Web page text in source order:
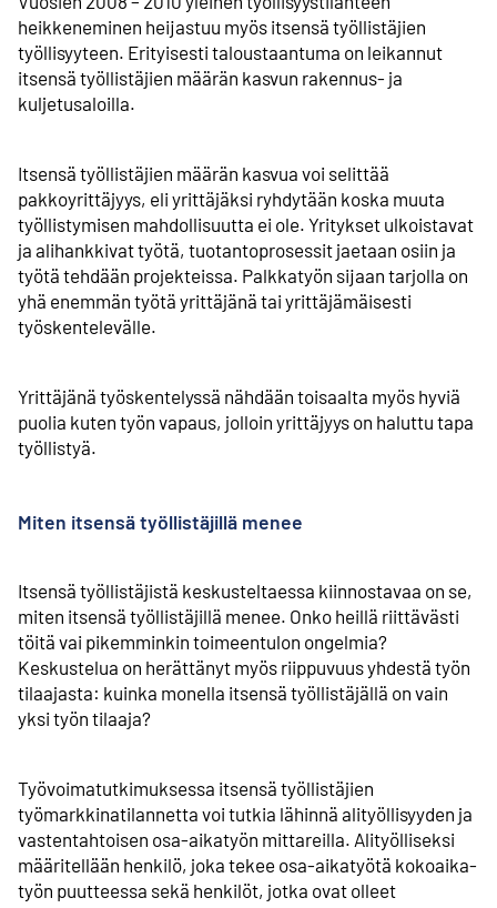
heikkeneminen heijastuu myös itsensä työllistäjien
työllisyyteen. Erityisesti taloustaantuma on leikannut
itsensä työllistäjien määrän kasvun rakennus- ja
kuljetusaloilla.
Itsensä työllistäjien määrän kasvua voi selittää
pakkoyrittäjyys, eli yrittäjäksi ryhdytään koska muuta
työllistymisen mahdollisuutta ei ole. Yritykset ulkoistavat
ja alihankkivat työtä, tuotantoprosessit jaetaan osiin ja
työtä tehdään projekteissa. Palkkatyön sijaan tarjolla on
yhä enemmän työtä yrittäjänä tai yrittäjämäisesti
työskentelevälle.
Yrittäjänä työskentelyssä nähdään toisaalta myös hyviä
puolia kuten työn vapaus, jolloin yrittäjyys on haluttu tapa
työllistyä.
Miten itsensä työllistäjillä menee
Itsensä työllistäjistä keskusteltaessa kiinnostavaa on se,
miten itsensä työllistäjillä menee. Onko heillä riittävästi
töitä vai pikemminkin toimeentulon ongelmia?
Keskustelua on herättänyt myös riippuvuus yhdestä työn
tilaajasta: kuinka monella itsensä työllistäjällä on vain
yksi työn tilaaja?
Työvoima­tutkimuksessa itsensä työllistäjien
työmarkkina­­tilannetta voi tutkia lähinnä alityöllisyyden ja
vastentahtoisen osa-aikatyön mittareilla. Alityölliseksi
määritellään henkilö, joka tekee osa-aikatyötä koko­aika­
työn puutteessa sekä henkilöt, jotka ovat olleet